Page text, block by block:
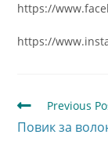
https://
https://
Previous
Повик за